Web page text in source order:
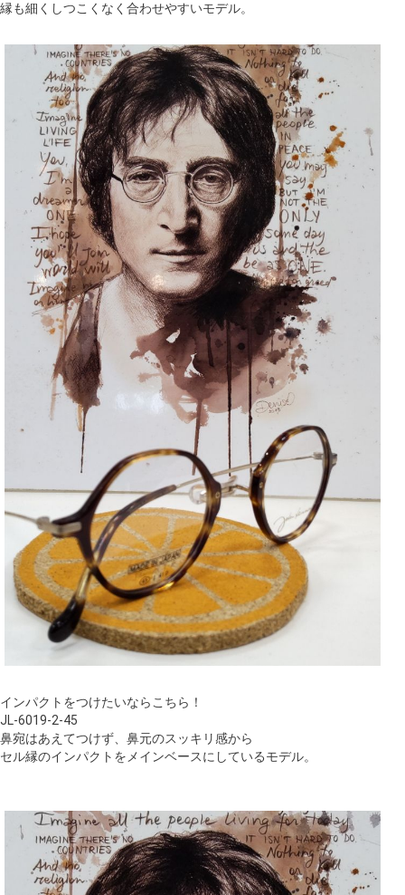
縁も細くしつこくなく合わせやすいモデル。
インパクトをつけたいならこちら！
JL-6019-2-45
鼻宛はあえてつけず、鼻元のスッキリ感から
セル縁のインパクトをメインベースにしているモデル。